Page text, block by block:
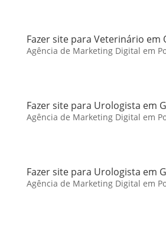
Fazer site para Veterinário em
Agência de Marketing Digital em
Fazer site para Urologista em
Agência de Marketing Digital em
Fazer site para Urologista em
Agência de Marketing Digital em